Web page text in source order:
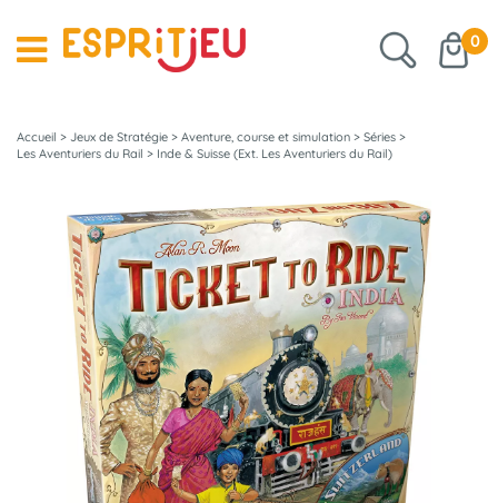
0
Accueil > Jeux de Stratégie > Aventure, course et simulation > Séries >
Les Aventuriers du Rail > Inde & Suisse (Ext. Les Aventuriers du Rail)